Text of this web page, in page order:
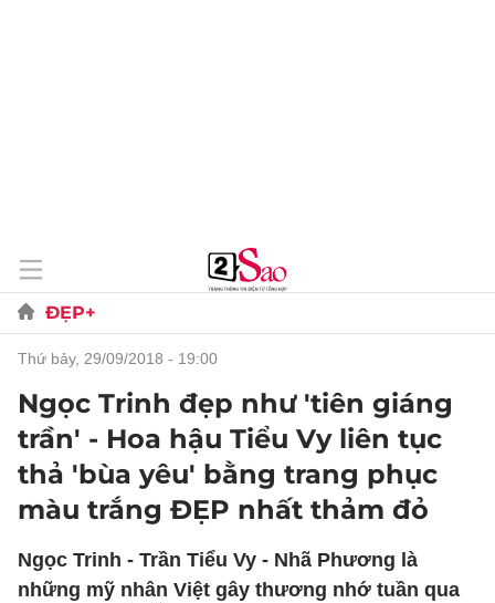
ĐẸP+
thứ bảy, 29/09/2018 - 19:00
Ngọc Trinh đẹp như 'tiên giáng
trần' - Hoa hậu Tiểu Vy liên tục
thả 'bùa yêu' bằng trang phục
màu trắng ĐẸP nhất thảm đỏ
Ngọc Trinh - Trần Tiểu Vy - Nhã Phương là
những mỹ nhân Việt gây thương nhớ tuần qua